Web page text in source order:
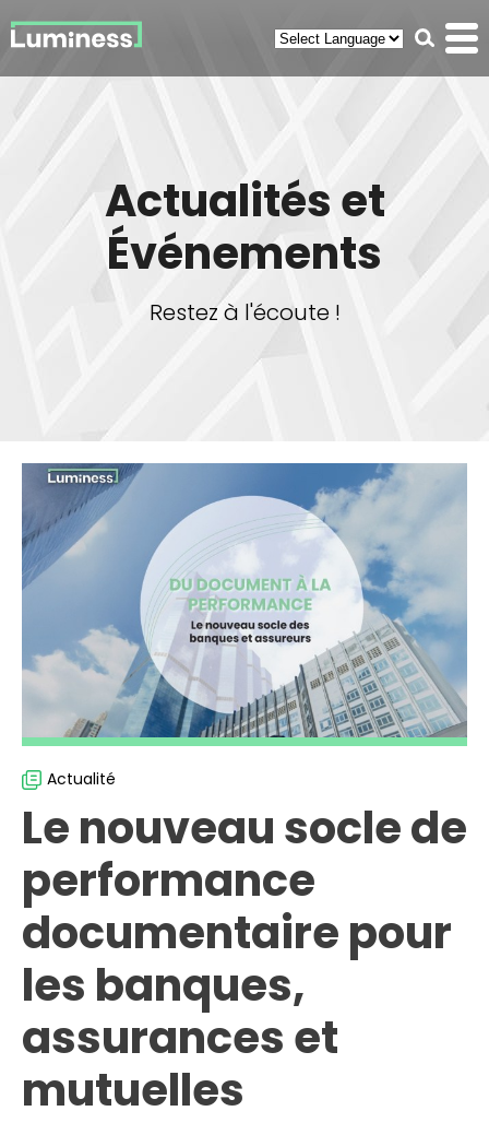
Actualités et
Événements
Restez à l'écoute !
Actualité
Le nouveau socle de
performance
documentaire pour
les banques,
assurances et
mutuelles